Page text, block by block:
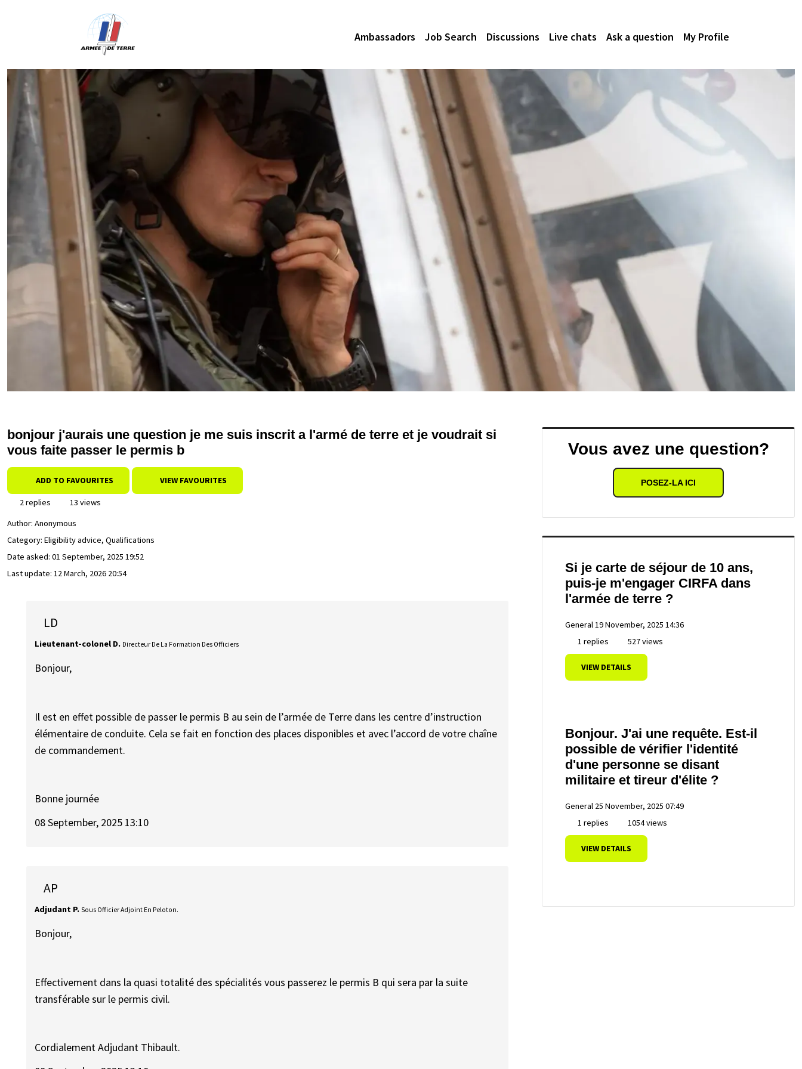
Ambassadors Job Search Discussions Live chats Ask a question My Profile
bonjour j'aurais une question je me suis inscrit a l'armé de terre et je voudrait si
vous faite passer le permis b
ADD TO FAVOURITES VIEW FAVOURITES
2 replies
13 views
Author: Anonymous
Category: Eligibility advice, Qualifications
Date asked: 01 September, 2025 19:52
Last update: 12 March, 2026 20:54
LD
Lieutenant-colonel D. Directeur De La Formation Des Officiers
Bonjour,
Il est en effet possible de passer le permis B au sein de l’armée de Terre dans les centre d’instruction
élémentaire de conduite. Cela se fait en fonction des places disponibles et avec l’accord de votre chaîne
de commandement.
Bonne journée
08 September, 2025 13:10
AP
Adjudant P. Sous Officier Adjoint En Peloton.
Bonjour,
Effectivement dans la quasi totalité des spécialités vous passerez le permis B qui sera par la suite
transférable sur le permis civil.
Cordialement Adjudant Thibault.
Vous avez une question?
POSEZ-LA ICI
Si je carte de séjour de 10 ans,
puis-je m'engager CIRFA dans
l'armée de terre ?
General19 November, 2025 14:36
1 replies
527 views
VIEW DETAILS
Bonjour. J'ai une requête. Est-il
possible de vérifier l'identité
d'une personne se disant
militaire et tireur d'élite ?
General 25 November, 2025 07:49
1 replies
1054 views
VIEW DETAILS